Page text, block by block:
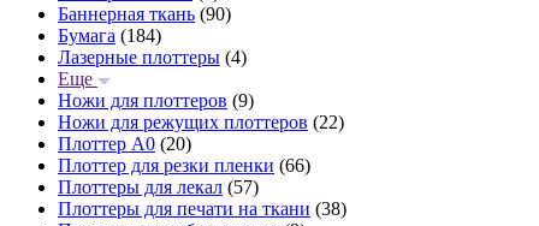
Баннерная ткань (90)
Бумага (184)
Лазерные плоттеры (4)
Еще
Ножи для плоттеров (9)
Ножи для режущих плоттеров (22)
Плоттер А0 (20)
Плоттер для резки пленки (66)
Плоттеры для лекал (57)
Плоттеры для печати на ткани (38)